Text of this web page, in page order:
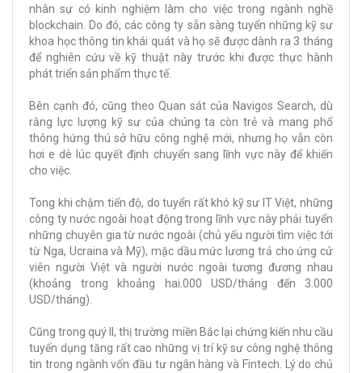
nhân sự có kinh nghiệm làm cho việc trong ngành nghề
blockchain. Do đó, các công ty sẵn sàng tuyển những kỹ sư
khoa học thông tin khái quát và họ sẽ được dành ra 3 tháng
để nghiên cứu về kỹ thuật này trước khi được thực hành
phát triển sản phẩm thực tế.
Bên cạnh đó, cũng theo Quan sát của Navigos Search, dù
rằng lực lượng kỹ sư của chúng ta còn trẻ và mang phổ
thông hứng thú sở hữu công nghệ mới, nhưng họ vẫn còn
hơi e dè lúc quyết định chuyển sang lĩnh vực này để khiến
cho việc.
Tong khi chậm tiến độ, do tuyển rất khó kỹ sư IT Việt, những
công ty nước ngoài hoạt động trong lĩnh vực này phải tuyển
những chuyên gia từ nước ngoài (chủ yếu người tìm việc tới
từ Nga, Ucraina và Mỹ), mặc dầu mức lương trả cho ứng cử
viên người Việt và người nước ngoài tương đương nhau
(khoảng trong khoảng hai.000 USD/tháng đến 3.000
USD/tháng).
Cũng trong quý II, thị trường miền Bắc lại chứng kiến nhu cầu
tuyển dụng tăng rất cao những vị trí kỹ sư công nghệ thông
tin trong ngành vốn đầu tư ngân hàng và Fintech. Lý do chủ